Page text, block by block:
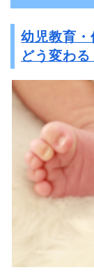
幼児教育
どう変わる